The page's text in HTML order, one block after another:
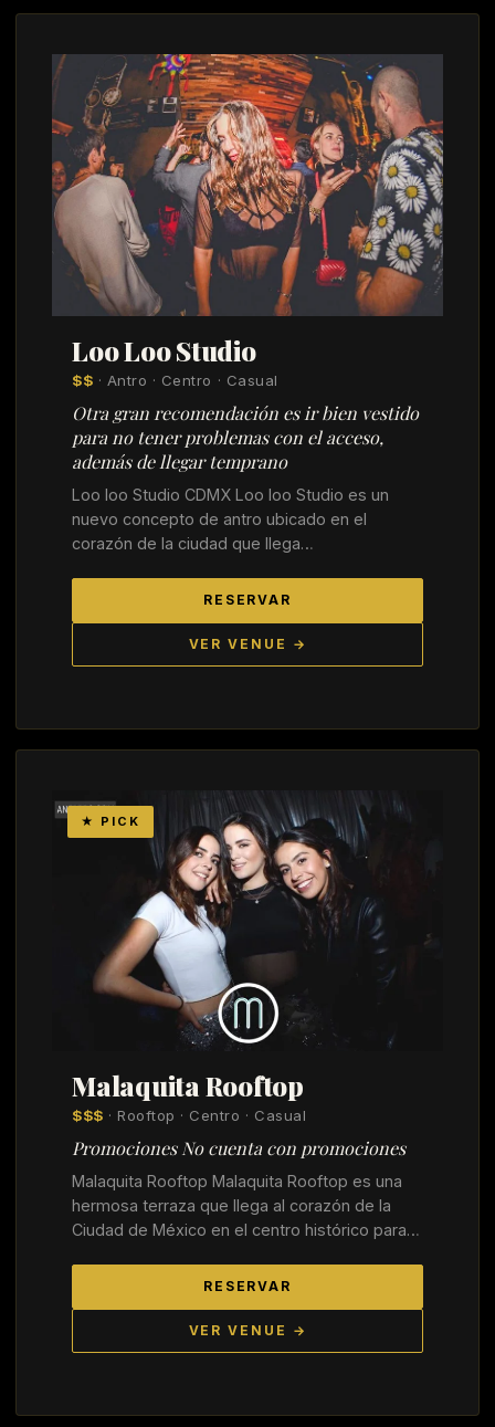
Loo Loo Studio
$$ · Antro · Centro · Casual
Otra gran recomendación es ir bien vestido
para no tener problemas con el acceso,
además de llegar temprano
Loo loo Studio CDMX Loo loo Studio es un
nuevo concepto de antro ubicado en el
corazón de la ciudad que llega…
RESERVAR
VER VENUE →
★ PICK
Malaquita Rooftop
$$$ · Rooftop · Centro · Casual
Promociones No cuenta con promociones
Malaquita Rooftop Malaquita Rooftop es una
hermosa terraza que llega al corazón de la
Ciudad de México en el centro histórico para…
RESERVAR
VER VENUE →